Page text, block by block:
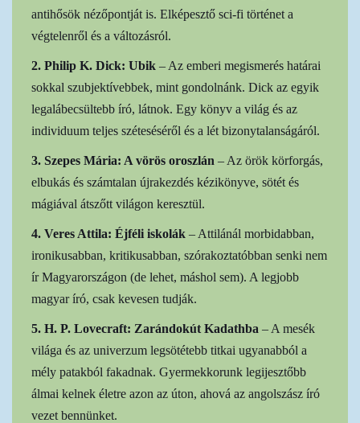
antihősök nézőpontját is. Elképesztő sci-fi történet a
végtelenről és a változásról.
2. Philip K. Dick: Ubik – Az emberi megismerés határai
sokkal szubjektívebbek, mint gondolnánk. Dick az egyik
legalábecsültebb író, látnok. Egy könyv a világ és az
individuum teljes széteséséről és a lét bizonytalanságáról.
3. Szepes Mária: A vörös oroszlán – Az örök körforgás,
elbukás és számtalan újrakezdés kézikönyve, sötét és
mágiával átszőtt világon keresztül.
4. Veres Attila: Éjféli iskolák – Attilánál morbidabban,
ironikusabban, kritikusabban, szórakoztatóbban senki nem
ír Magyarországon (de lehet, máshol sem). A legjobb
magyar író, csak kevesen tudják.
5. H. P. Lovecraft: Zarándokút Kadathba – A mesék
világa és az univerzum legsötétebb titkai ugyanabból a
mély patakból fakadnak. Gyermekkorunk legijesztőbb
álmai kelnek életre azon az úton, ahová az angolszász író
vezet bennünket.